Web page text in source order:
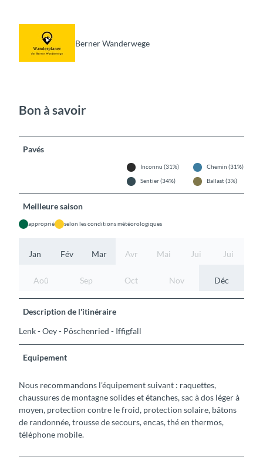
Berner Wanderwege
Bon à savoir
Pavés
Inconnu (31%)
Chemin (31%)
Sentier (34%)
Ballast (3%)
Meilleure saison
approprié selon les conditions météorologiques
Jan Fév Mar Avr Mai Jui Jui
Aoû Sep Oct Nov Déc
Description de l'itinéraire
Lenk - Oey - Pöschenried - Iffigfall
Equipement
Nous recommandons l'équipement suivant : raquettes,
chaussures de montagne solides et étanches, sac à dos léger à
moyen, protection contre le froid, protection solaire, bâtons
de randonnée, trousse de secours, encas, thé en thermos,
téléphone mobile.